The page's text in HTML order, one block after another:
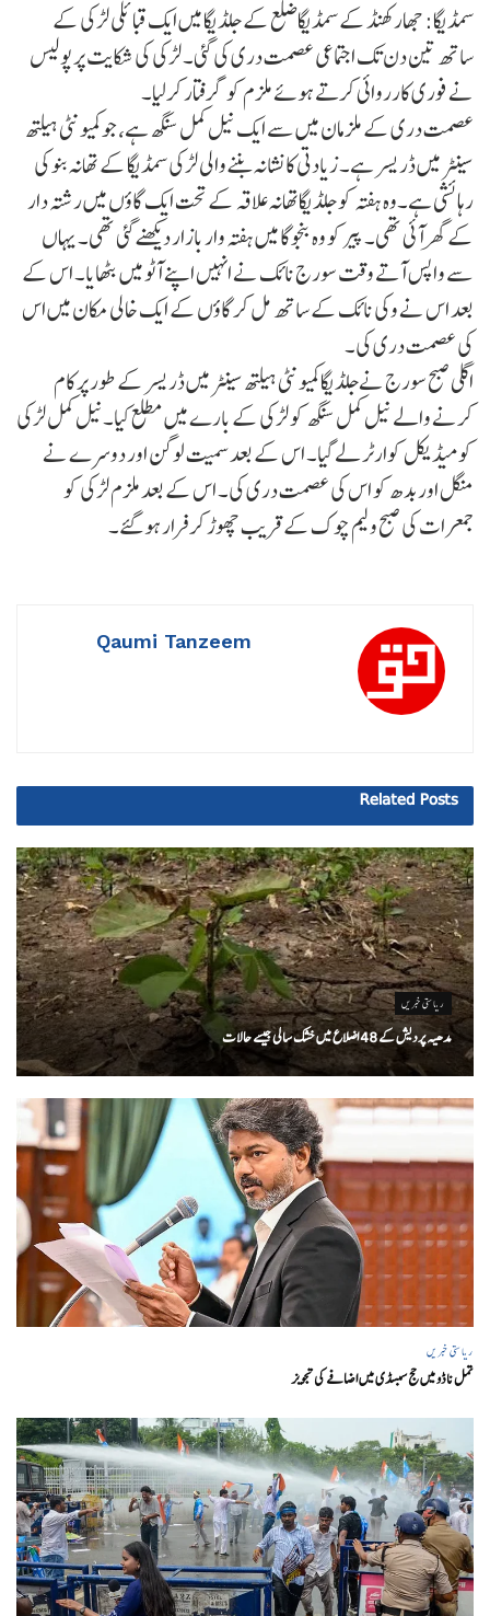
سمڈیگا: جھارکھنڈ کے سمڈیگاضلع کے جلڈیگا میں ایک قبائلی لڑکی کے
ساتھ تین دن تک اجتماعی عصمت دری کی گئی۔ لڑکی کی شکایت پر پولیس
نے فوری کارروائی کرتے ہوئے ملزم کو گرفتار کرلیا۔
عصمت دری کے ملزمان میں سے ایک نیل کمل سنگھ ہے، جو کمیونٹی ہیلتھ
سینٹر میں ڈریسر ہے۔ زیادتی کا نشانہ بننے والی لڑکی سمڈیگا کے تھانہ بنو کی
رہائشی ہے۔وہ ہفتہ کو جلڈیگاتھانہ علاقہ کے تحت ایک گاؤں میں رشتہ دار
کے گھر آئی تھی۔ پیر کو وہ بنجوگا میں ہفتہ وار بازار دیکھنے گئی تھی۔ یہاں
سے واپس آتے وقت سورج نائک نے انہیں اپنے آٹو میں بٹھایا۔ اس کے
بعد اس نے وکی نائک کے ساتھ مل کر گاؤں کے ایک خالی مکان میں اس
کی عصمت دری کی۔
اگلی صبح سورج نےجلڈیگا کمیونٹی ہیلتھ سینٹر میں ڈریسر کے طور پر کام
کرنے والے نیل کمل سنگھ کو لڑکی کے بارے میں مطلع کیا۔نیل کمل لڑکی
کو میڈیکل کوارٹر لے گیا۔ اس کے بعد سمیت لوگن اور دوسرے نے
منگل اور بدھ کو اس کی عصمت دری کی۔ اس کے بعد ملزم لڑکی کو
جمعرات کی صبح ولیم چوک کے قریب چھوڑ کر فرار ہو گئے۔
Qaumi Tanzeem
Related Posts
ریاستی خبریں
مدھیہ پردیش کے 48 اضلاع میں خشک سالی جیسے حالات
ریاستی خبریں
تمل ناڈو میں حج سبسڈی میں اضافے کی تجویز